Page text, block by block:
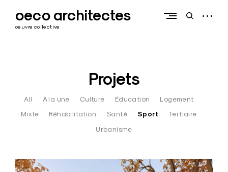
contentoeco architectes
oeuvre collective
openopen
Projets
All À la une Culture Éducation
Logement
Mixte
Réhabilitation Santé Sport
Tertiaire
Urbanisme